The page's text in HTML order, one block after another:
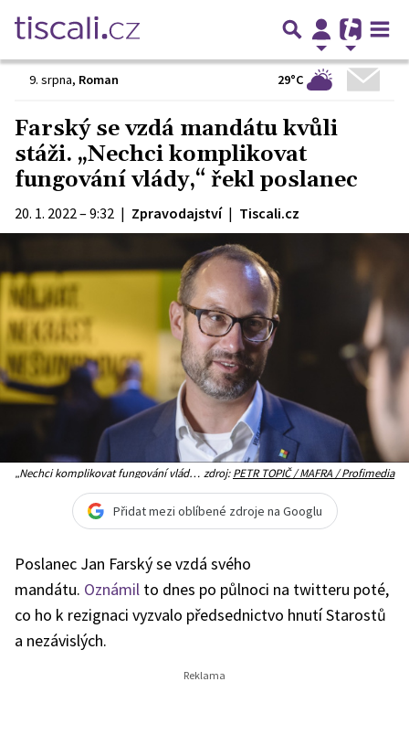
9. srpna, Roman 29°C
Farský se vzdá mandátu kvůli
stáži. „Nechci komplikovat
fungování vlády,“ řekl poslanec
20. 1. 2022 – 9:32 | Zpravodajství | Tiscali.cz
„Nechci komplikovat fungování vlády a
výzvu našeho předsednictva a složím
mandát poslance,“ uvedl Farský
zdroj:PETR TOPIČ / MAFRA / Profimedia
Přidat mezi oblíbené zdroje na Googlu
Poslanec Jan Farský se vzdá svého
mandátu. Oznámil to dnes po půlnoci na twitteru poté,
co ho k rezignaci vyzvalo předsednictvo hnutí Starostů
a nezávislých.